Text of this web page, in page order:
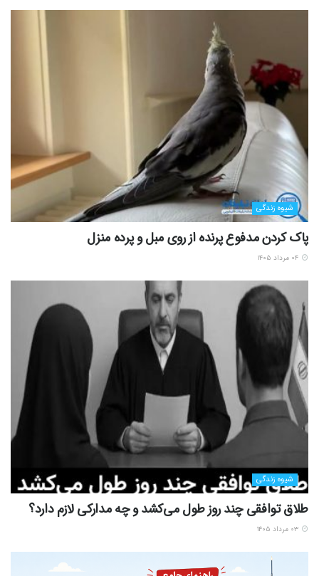
شیوه زندگی
پاک کردن مدفوع پرنده از روی مبل و پرده منزل
شیوه زندگی
طلاق توافقی چند روز طول می‌کشد و چه مدارکی لازم دارد؟